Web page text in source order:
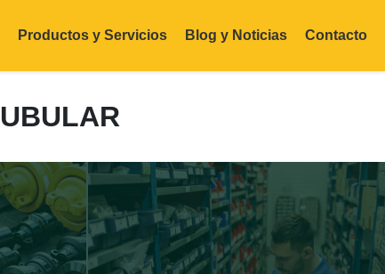
Productos y Servicios Blog y Noticias Contacto